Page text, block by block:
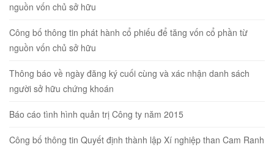
nguồn vốn chủ sở hữu
Công bố thông tin phát hành cổ phiếu để tăng vốn cổ phần từ
nguồn vốn chủ sở hữu
Thông báo về ngày đăng ký cuối cùng và xác nhận danh sách
người sở hữu chứng khoán
Báo cáo tình hình quản trị Công ty năm 2015
Công bố thông tin Quyết định thành lập Xí nghiệp than Cam Ranh